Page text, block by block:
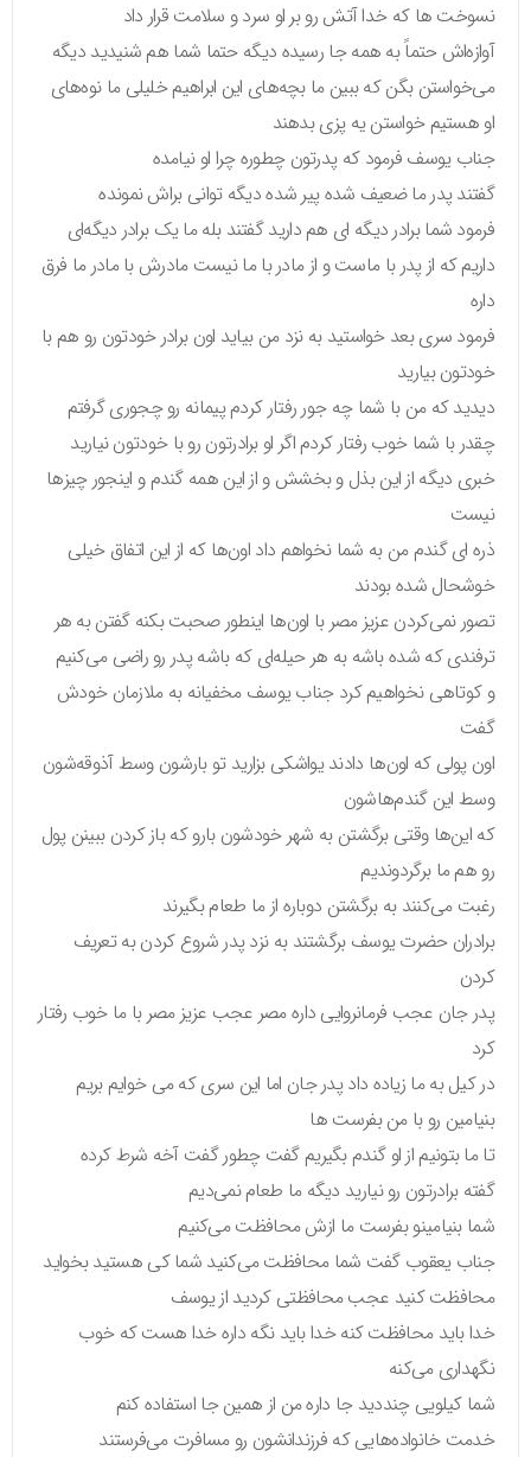
نسوخت ها که خدا آتش رو بر او سرد و سلامت قرار داد
آوازه‌اش حتماً به همه جا رسیده دیگه حتما شما هم شنیدید دیگه
می‌خواستن بگن که ببین ما بچه‌های این ابراهیم خلیلی ما نوه‌های
او هستیم خواستن یه پزی بدهند
جناب یوسف فرمود که پدرتون چطوره چرا او نیامده
گفتند پدر ما ضعیف شده پیر شده دیگه توانی براش نمونده
فرمود شما برادر دیگه ای هم دارید گفتند بله ما یک برادر دیگه‌ای
داریم که از پدر با ماست و از مادر با ما نیست مادرش با مادر ما فرق
داره
فرمود سری بعد خواستید به نزد من بیاید اون برادر خودتون رو هم با
خودتون بیارید
دیدید که من با شما چه جور رفتار کردم پیمانه رو چجوری گرفتم
چقدر با شما خوب رفتار کردم اگر او برادرتون رو با خودتون نیارید
خبری دیگه از این بذل و بخشش و از این همه گندم و اینجور چیزها
نیست
ذره ای گندم من به شما نخواهم داد اون‌ها که از این اتفاق خیلی
خوشحال شده بودند
تصور نمی‌کردن عزیز مصر با اون‌ها اینطور صحبت بکنه گفتن به هر
ترفندی که شده باشه به هر حیله‌ای که باشه پدر رو راضی می‌کنیم
و کوتاهی نخواهیم کرد جناب یوسف مخفیانه به ملازمان خودش
گفت
اون پولی که اون‌ها دادند یواشکی بزارید تو بارشون وسط آذوقه‌شون
وسط این گندم‌هاشون
که این‌ها وقتی برگشتن به شهر خودشون بارو که باز کردن ببینن پول
رو هم ما برگردوندیم
رغبت می‌کنند به برگشتن دوباره از ما طعام بگیرند
برادران حضرت یوسف برگشتند به نزد پدر شروع کردن به تعریف
کردن
پدر جان عجب فرمانروایی داره مصر عجب عزیز مصر با ما خوب رفتار
کرد
در کیل به ما زیاده داد پدر جان اما این سری که می خوایم بریم
بنیامین رو با من بفرست ها
تا ما بتونیم از او گندم بگیریم گفت چطور گفت آخه شرط کرده
گفته برادرتون رو نیارید دیگه ما طعام نمی‌دیم
شما بنیامینو بفرست ما ازش محافظت می‌کنیم
جناب یعقوب گفت شما محافظت می‌کنید شما کی هستید بخواید
محافظت کنید عجب محافظتی کردید از یوسف
خدا باید محافظت کنه خدا باید نگه داره خدا هست که خوب
نگهداری می‌کنه
شما کیلویی چنددید جا داره من از همین جا استفاده کنم
خدمت خانواده‌هایی که فرزندانشون رو مسافرت می‌فرستند